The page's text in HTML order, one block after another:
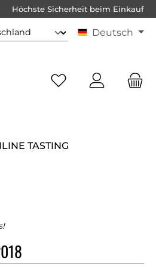
Höchste Sicherheit beim Einkauf
Deutsch
TASTING